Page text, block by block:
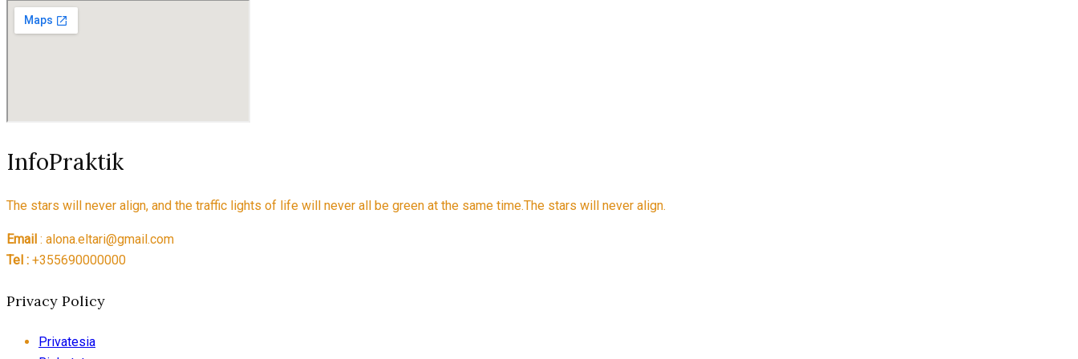
InfoPraktik
The stars will never align, and the traffic lights of life will never all be green at the same time.The stars will never align.
Email : alona.eltari@gmail.com
Tel : +355690000000
Privacy Policy
Privatesia